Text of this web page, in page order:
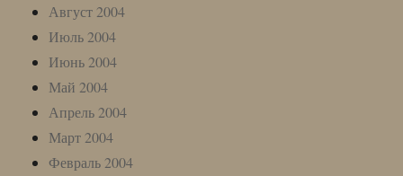
Август 2004
Июль 2004
Июнь 2004
Май 2004
Апрель 2004
Март 2004
Февраль 2004